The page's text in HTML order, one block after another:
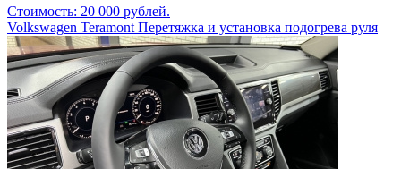
Стоимость: 20 000 рублей.
Volkswagen Teramont Перетяжка и установка подогрева руля